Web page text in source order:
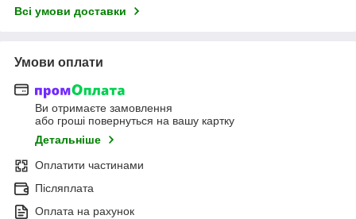
Всі умови доставки
Умови оплати
Ви отримаєте замовлення
або гроші повернуться на вашу картку
Детальніше
Оплатити частинами
Післяплата
Оплата на рахунок